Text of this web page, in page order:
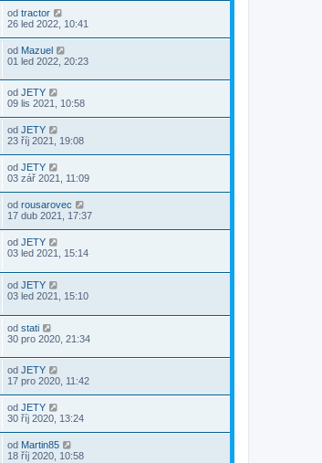
od tractor
26 led 2022, 10:41
od Mazuel
01 led 2022, 20:23
od JETY
09 lis 2021, 10:58
od JETY
23 říj 2021, 19:08
od JETY
03 zář 2021, 11:09
od rousarovec
17 dub 2021, 17:37
od JETY
03 led 2021, 15:14
od JETY
03 led 2021, 15:10
od stati
30 pro 2020, 21:34
od JETY
17 pro 2020, 11:42
od JETY
30 říj 2020, 13:24
od Martin85
18 říj 2020, 10:58